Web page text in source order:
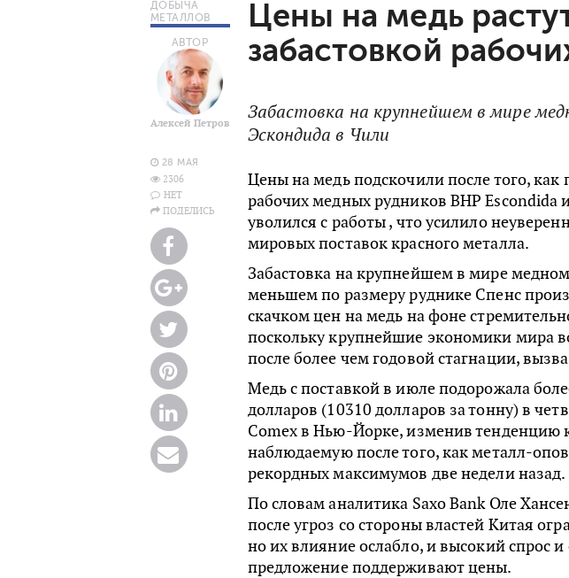
ДОБЫЧА
МЕТАЛЛОВ
АВТОР
Алексей Петров
28 МАЯ
2306
НЕТ
ПОДЕЛИСЬ
Цены на медь
забастовкой
Забастовка на крупнейшем в мире
Эскондида в Чили
Цены на медь подскочили после того,
рабочих медных рудников BHP Escondida
уволился с работы , что усилило
мировых поставок красного металла.
Забастовка на крупнейшем в мире
меньшем по размеру руднике Спенс
скачком цен на медь на фоне
поскольку крупнейшие экономики мира
после более чем годовой стагнации,
Медь с поставкой в ​​июле подорожала
долларов (10310 долларов за тонну) в
Comex в Нью-Йорке, изменив тенденцию
наблюдаемую после того, как металл-
рекордных максимумов две недели назад.
По словам аналитика Saxo Bank Оле
после угроз со стороны властей Китая
но их влияние ослабло, и высокий спрос
предложение поддерживают цены.